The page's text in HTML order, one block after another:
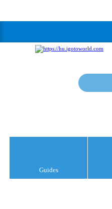
Guides